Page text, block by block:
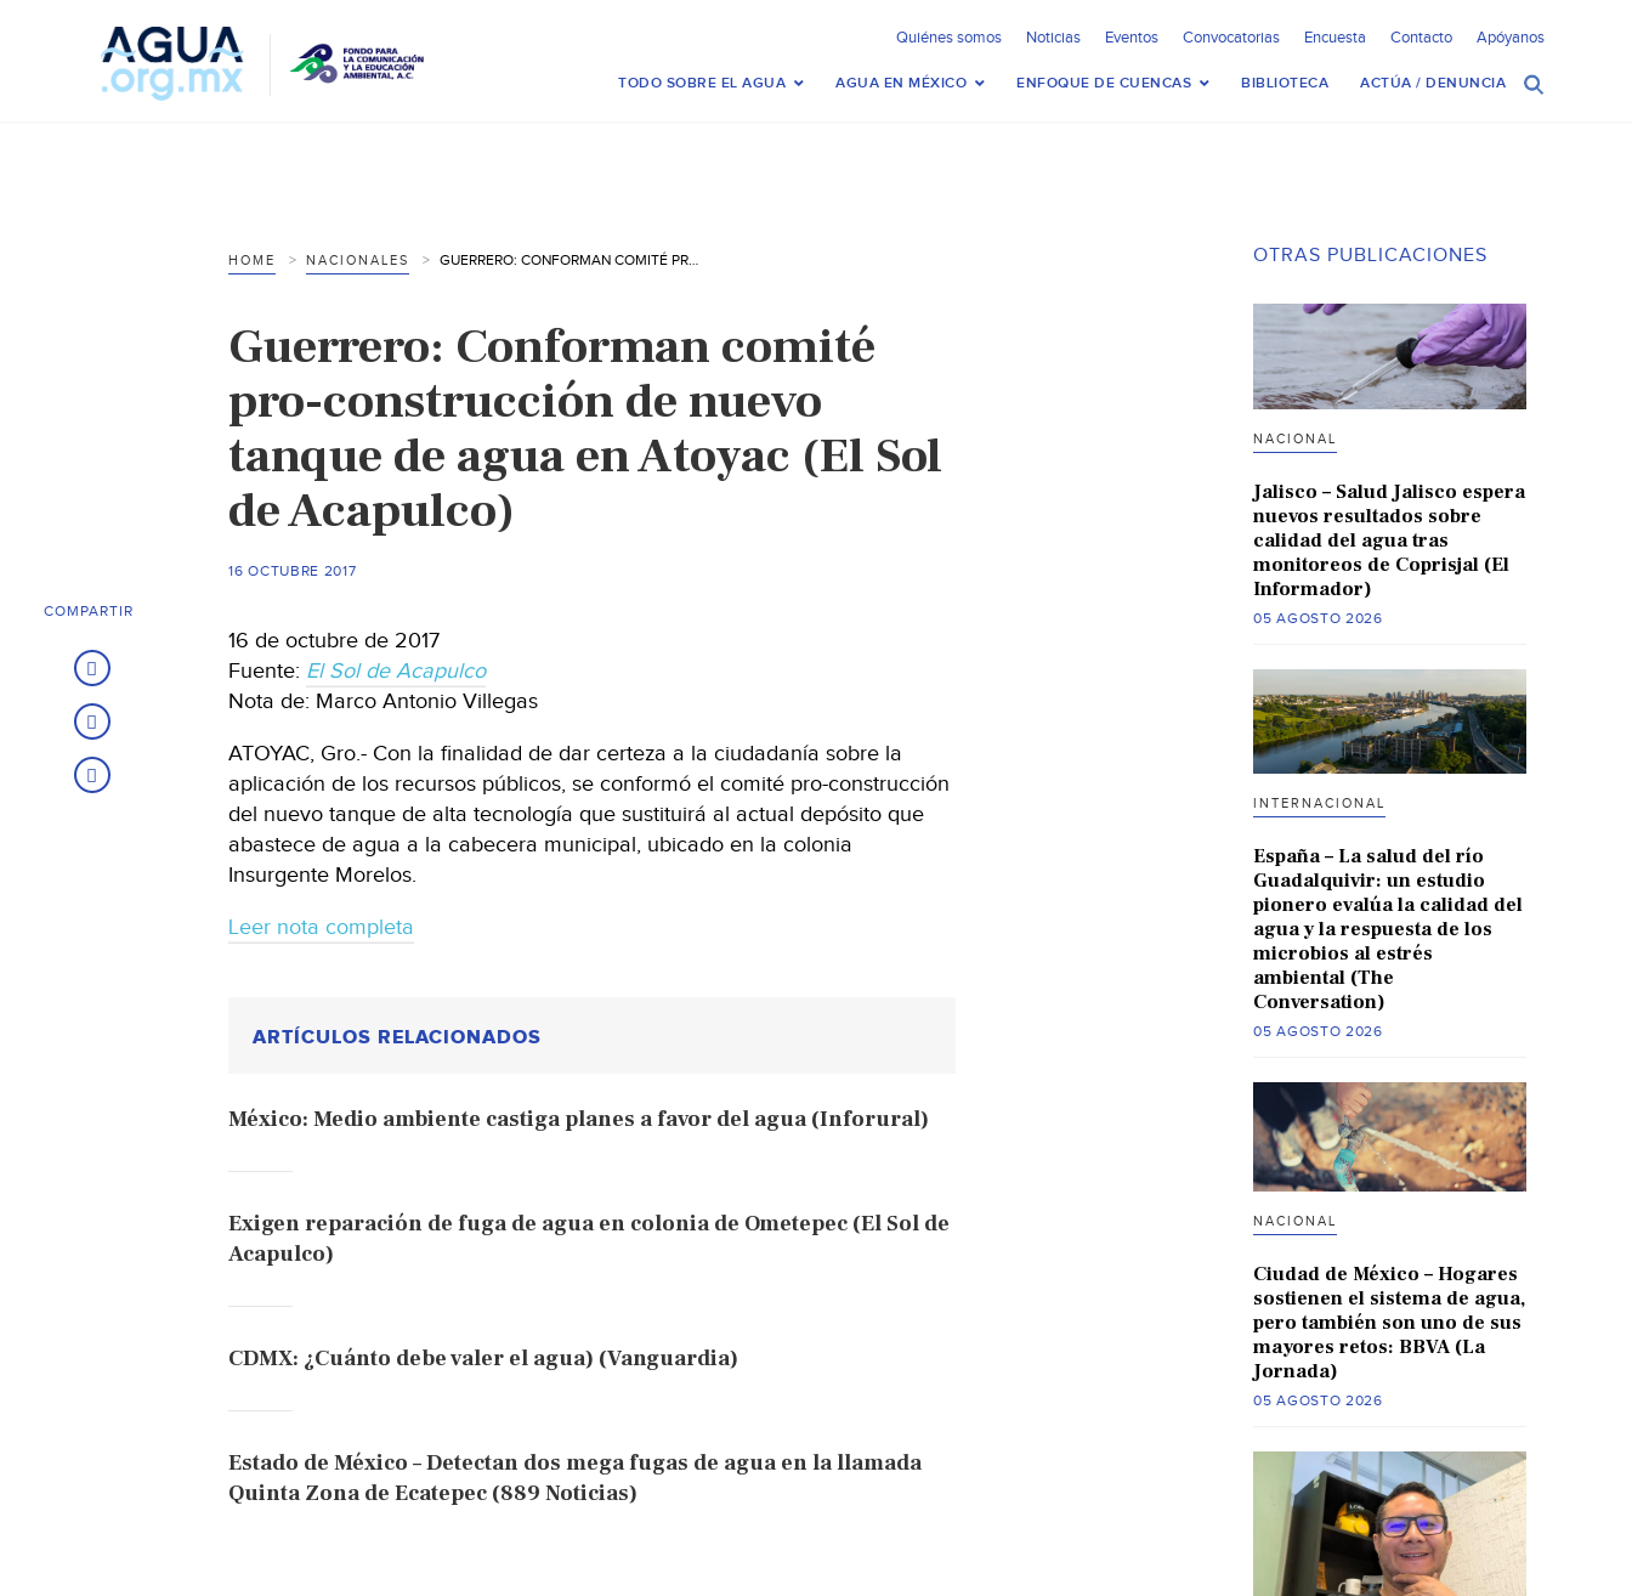
Quiénes somos Noticias Eventos Convocatorias Encuesta Contacto Apóyanos
TODO SOBRE EL AGUA AGUA EN MÉXICO ENFOQUE DE CUENCAS BIBLIOTECA ACTÚA / DENUNCIA
HOME NACIONALES GUERRERO: CONFORMAN COMITÉ PRO-CONSTRUCCIÓN DE NUEVO TANQUE DE AGUA EN ATOYAC (EL SOL DE ACAPULCO)
Guerrero: Conforman comité
pro-construcción de nuevo
tanque de agua en Atoyac (El Sol
de Acapulco)
16 OCTUBRE 2017
16 de octubre de 2017
Fuente: El Sol de Acapulco
Nota de: Marco Antonio Villegas
ATOYAC, Gro.- Con la finalidad de dar certeza a la ciudadanía sobre la
aplicación de los recursos públicos, se conformó el comité pro-construcción
del nuevo tanque de alta tecnología que sustituirá al actual depósito que
abastece de agua a la cabecera municipal, ubicado en la colonia
Insurgente Morelos.
Leer nota completa
ARTÍCULOS RELACIONADOS
México: Medio ambiente castiga planes a favor del agua (Inforural)
Exigen reparación de fuga de agua en colonia de Ometepec (El Sol de
Acapulco)
CDMX: ¿Cuánto debe valer el agua) (Vanguardia)
Estado de México – Detectan dos mega fugas de agua en la llamada
Quinta Zona de Ecatepec (889 Noticias)
COMPARTIR
OTRAS PUBLICACIONES
NACIONAL
Jalisco – Salud Jalisco espera
nuevos resultados sobre
calidad del agua tras
monitoreos de Coprisjal (El
Informador)
05 AGOSTO 2026
INTERNACIONAL
España – La salud del río
Guadalquivir: un estudio
pionero evalúa la calidad del
agua y la respuesta de los
microbios al estrés
ambiental (The
Conversation)
05 AGOSTO 2026
NACIONAL
Ciudad de México – Hogares
sostienen el sistema de agua,
pero también son uno de sus
mayores retos: BBVA (La
Jornada)
05 AGOSTO 2026